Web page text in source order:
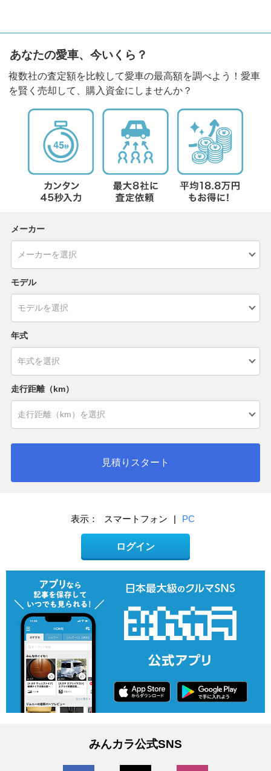
あなたの愛車、今いくら？
複数社の査定額を比較して愛車の最高額を調べよう！愛車
を賢く売却して、購入資金にしませんか？
メーカー
モデル
年式
走行距離（km）
見積りスタート
表示： スマートフォン | PC
ログイン
みんカラ公式SNS